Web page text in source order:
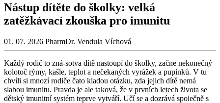
Nástup dítěte do školky: velká
zatěžkávací zkouška pro imunitu
01. 07. 2026 PharmDr. Vendula Víchová
Každý rodič to zná-sotva dítě nastoupí do školky, začne nekonečný
kolotoč rýmy, kašle, teplot a nečekaných vyrážek a pupínků. V tu
chvíli si mnozí rodiče čato kladou otázku, zda jejich dítě nemá
slabou imunitu. Pravda je ale taková, že v prvních letech života se
dětský imunitní systém teprve vytváří. Učí se a dozrává společně s